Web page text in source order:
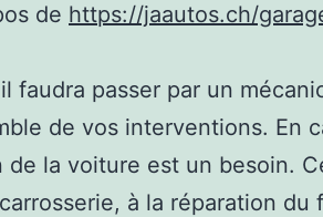
de https://jaautos.ch/
faudra passer par un
de vos interventions. En
la voiture est un besoin.
à la réparation du